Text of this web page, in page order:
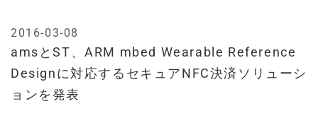
amsとST、ARM mbed Wearable Reference
Designに対応するセキュアNFC決済ソリューシ
ョンを発表
2016-03-08